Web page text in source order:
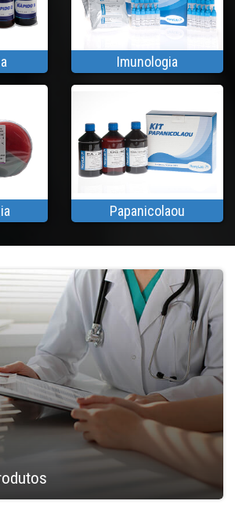
Imunologia
Papanicolaou